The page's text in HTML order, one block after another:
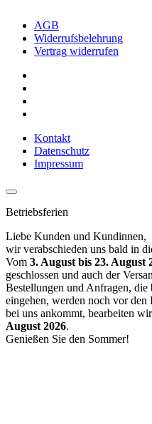
AGB
Widerrufsbelehrung
Vertrag widerrufen
Kontakt
Datenschutz
Impressum
Betriebsferien
Liebe Kunden und Kundinnen,
wir verabschieden uns bald in
Vom 3. August bis 23. August
geschlossen und auch der
Bestellungen und Anfragen,
eingehen, werden noch vor den
bei uns ankommt, bearbeiten
August 2026.
Genießen Sie den Sommer!